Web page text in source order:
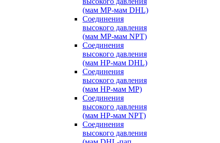
(мам MP-мам DHL)
Соединения
высокого давления
(мам MP-мам NPT)
Соединения
высокого давления
(мам HP-мам DHL)
Соединения
высокого давления
(мам HP-мам MP)
Соединения
высокого давления
(мам HP-мам NPT)
Соединения
высокого давления